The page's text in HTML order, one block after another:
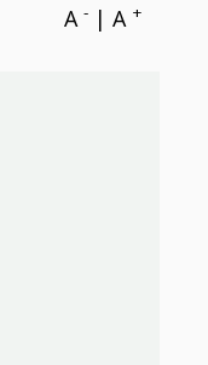
A - | A +